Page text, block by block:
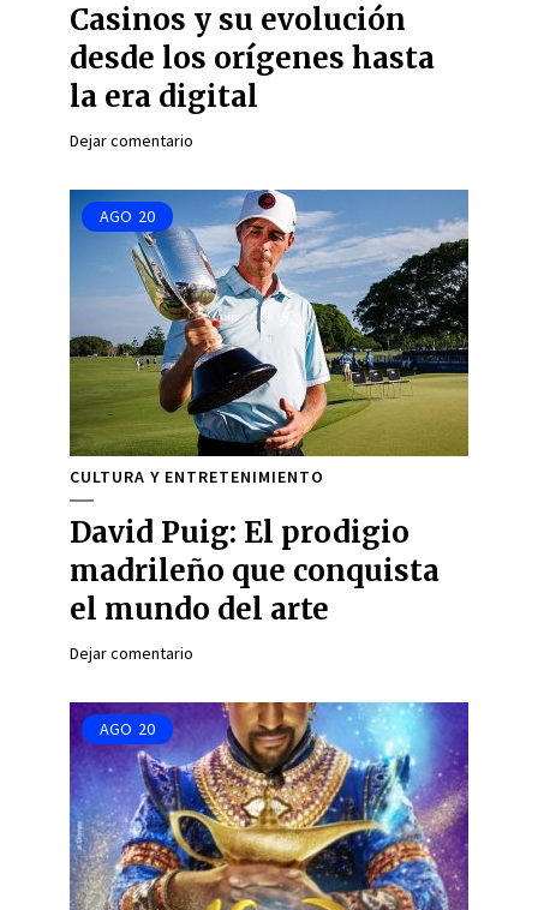
Casinos y su evolución
desde los orígenes hasta
la era digital
Dejar comentario
AGO 20
CULTURA Y ENTRETENIMIENTO
David Puig: El prodigio
madrileño que conquista
el mundo del arte
Dejar comentario
AGO 20